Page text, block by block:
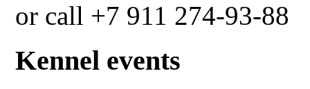
or call +7 911 274-93-88
Kennel events